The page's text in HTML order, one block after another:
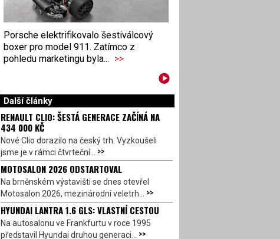
Porsche elektrifikovalo šestiválcový
boxer pro model 911. Zatímco z
pohledu marketingu byla... >>
Další články
RENAULT CLIO: ŠESTÁ GENERACE ZAČÍNÁ NA
434 000 KČ
Nové Clio dorazilo na český trh. Vyzkoušeli
jsme je v rámci čtvrteční... >>
MOTOSALON 2026 ODSTARTOVAL
Na brněnském výstavišti se dnes otevřel
Motosalon 2026, mezinárodní veletrh... >>
HYUNDAI LANTRA 1.6 GLS: VLASTNÍ CESTOU
Na autosalonu ve Frankfurtu v roce 1995
představil Hyundai druhou generaci... >>